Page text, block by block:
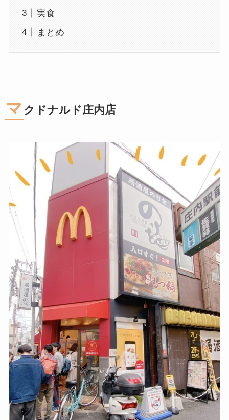
実食
まとめ
マ クドナルド庄内店